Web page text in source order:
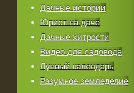
Дачные истории
Юрист на даче
Дачные хитрости
Видео для садовода
Лунный календарь
Разумное земледелие